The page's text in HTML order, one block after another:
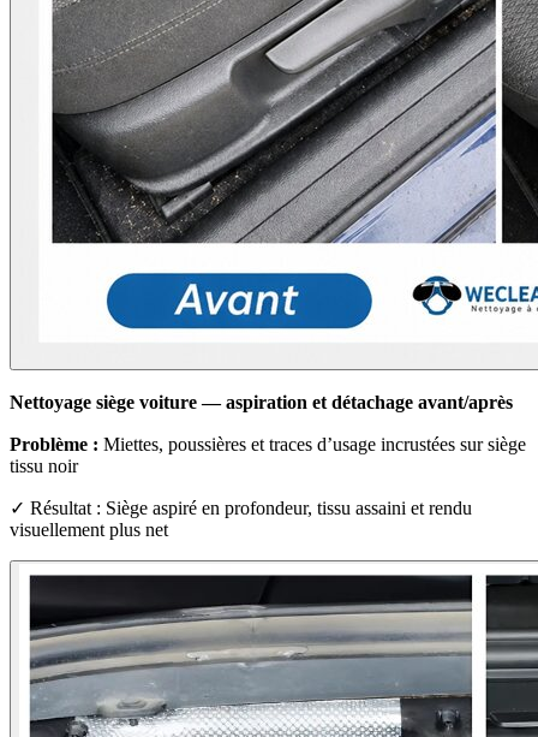
Nettoyage siège voiture — aspiration et détachage avant/après
Problème : Miettes, poussières et traces d’usage incrustées sur siège
tissu noir
✓ Résultat : Siège aspiré en profondeur, tissu assaini et rendu
visuellement plus net